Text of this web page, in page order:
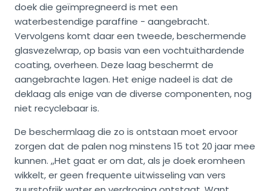
doek die geïmpregneerd is met een
waterbestendige paraffine - aangebracht.
Vervolgens komt daar een tweede, beschermende
glasvezelwrap, op basis van een vochtuithardende
coating, overheen. Deze laag beschermt de
aangebrachte lagen. Het enige nadeel is dat de
deklaag als enige van de diverse componenten, nog
niet recyclebaar is.
De beschermlaag die zo is ontstaan moet ervoor
zorgen dat de palen nog minstens 15 tot 20 jaar mee
kunnen. ,,Het gaat er om dat, als je doek eromheen
wikkelt, er geen frequente uitwisseling van vers